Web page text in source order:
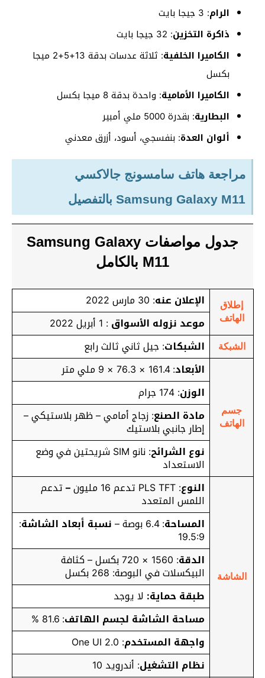
الرام: 3 جيجا بايت
ذاكرة التخزين: 32 جيجا بايت
الكاميرا الخلفية
: ثلاثة عدسات بدقة 13+5+2 ميجا
بكسل
الكاميرا الأمامية: واحدة بدقة 8 ميجا بكسل
البطارية: بقدرة 5000 ملي أمبير
ألوان العدة: بنفسجي، أسود، أزرق معدني
مراجعة هاتف سامسونج جالاكسي
Samsung Galaxy M11 بالتفصيل
جدول مواصفات Samsung Galaxy
M11 بالكامل
إطلاق
الهاتف
الإعلان عنه: 30 مارس 2022
موعد نزوله الأسواق: 1 أبريل 2022
الشبكة الشبكات: جيل ثاني ثالث رابع
جسم
الهاتف
الأبعاد: 161.4 × 76.3 × 9 ملي متر
الوزن: 174 جرام
مادة الصنع: زجاج أمامي – ظهر بلاستيكي –
إطار جانبي بلاستيك
نوع الشرائح
: نانو SIM شريحتين في وضع
الاستعداد
الشاشة
النوع: PLS TFT تدعم 16 مليون –تدعم
اللمس المتعدد
المساحة: 6.4 بوصة – نسبة أبعاد الشاشة:
19.5:9
الدقة
: 1560 × 720 بكسل – كثافة
البيكسلات في البوصة: 268 بكسل
طبقة حماية: لا يوجد
مساحة الشاشة لجسم الهاتف: 81.6 %
واجهة المستخدم: One UI 2.0
نظام التشغيل: أندرويد 10